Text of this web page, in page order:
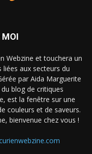
MOI
Webzine et touchera un
aux secteurs du
par Aida Marguerite
blog de critiques
est la fenêtre sur une
couleurs et de saveurs.
bienvenue chez vous !